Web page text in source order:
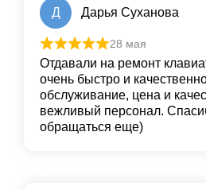
Д Дарья Суханова
28 мая
Отдавали на ремонт
очень быстро и
обслуживание, цена и
вежливый персонал.
обращаться еще)